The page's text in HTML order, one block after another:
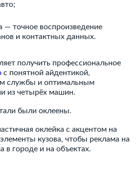
— точное воспроизведение
и контактных данных.
получить профессиональное
с понятной айдентикой,
службы и оптимальным
из четырёх машин.
были оклеены.
оклейка с акцентом на
кузова, чтобы реклама на
в городе и на объектах.